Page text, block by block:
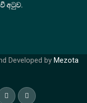
අටුව.
Developed by Mezota